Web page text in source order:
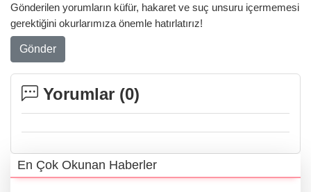
Gönderilen yorumların küfür, hakaret ve suç unsuru içermemesi
gerektiğini okurlarımıza önemle hatırlatırız!
Gönder
Yorumlar (0)
En Çok Okunan Haberler